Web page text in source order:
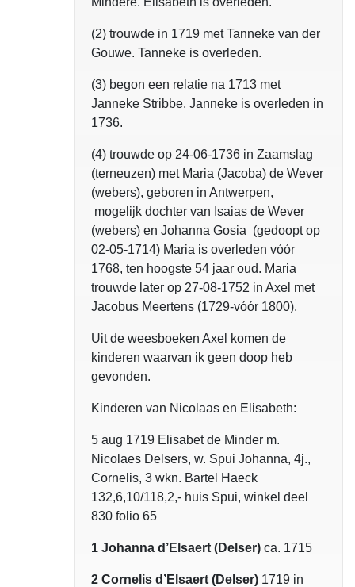
(2) trouwde in 1719 met Tanneke van der
Gouwe. Tanneke is overleden.
(3) begon een relatie na 1713 met
Janneke Stribbe. Janneke is overleden in
1736.
(4) trouwde op 24-06-1736 in Zaamslag
(terneuzen) met Maria (Jacoba) de Wever
(webers), geboren in Antwerpen,
mogelijk dochter van Isaias de Wever
(webers) en Johanna Gosia (gedoopt op
02-05-1714) Maria is overleden vóór
1768, ten hoogste 54 jaar oud. Maria
trouwde later op 27-08-1752 in Axel met
Jacobus Meertens (1729-vóór 1800).
Uit de weesboeken Axel komen de
kinderen waarvan ik geen doop heb
gevonden.
Kinderen van Nicolaas en Elisabeth:
5 aug 1719 Elisabet de Minder m.
Nicolaes Delsers, w. Spui Johanna, 4j.,
Cornelis, 3 wkn. Bartel Haeck
132,6,10/118,2,- huis Spui, winkel deel
830 folio 65
1 Johanna d’Elsaert (Delser) ca. 1715
2 Cornelis d’Elsaert (Delser) 1719 in